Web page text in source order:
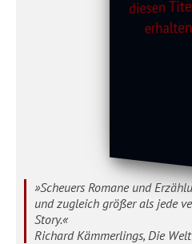
»Scheuers Romane und
und zugleich größer als jede
Story.«
Richard Kämmerlings, Die Welt